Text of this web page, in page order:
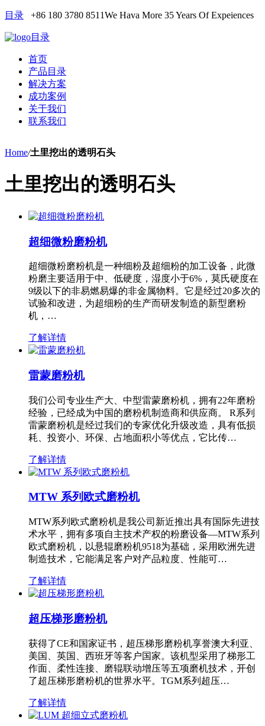
目录 +86 180 3780 8511We Hava More 35 Years Of Expeiences
目录
首页
产品目录
解决方案
成功案例
关于我们
联系我们
Home/土里挖出的透明石头
土里挖出的透明石头
超细微粉磨粉机
超细微粉磨粉机是一种细粉及超细粉的加工设备，此微
粉磨主要适用于中、低硬度，湿度小于6%，莫氏硬度在
9级以下的非易燃易爆的非金属物料。它是经过20多次的
试验和改进，为超细粉的生产而研发制造的新型磨粉
机，…
了解详情
雷蒙磨粉机
我们公司专业生产大、中型雷蒙磨粉机，拥有22年磨粉
经验，已经成为中国的磨粉机制造商和供应商。 R系列
雷蒙磨粉机是经过我们的专家优化升级改造，具有低损
耗、投资小、环保、占地面积小等优点，它比传…
了解详情
MTW 系列欧式磨粉机
MTW系列欧式磨粉机是我公司新近推出具有国际先进技
术水平，拥有多项自主技术产权的粉磨设备—MTW系列
欧式磨粉机，以悬辊磨粉机9518为基础，采用欧洲先进
制造技术，它能满足客户对产品粒度、性能可…
了解详情
超压梯形磨粉机
获得了CE和国家证书，超压梯形磨粉机享誉澳大利亚、
美国、英国、西班牙等客户国家。该机型采用了梯形工
作面、柔性连接、磨辊联动增压等五项磨机技术，开创
了超压梯形磨粉机的世界水平。TGM系列超压…
了解详情